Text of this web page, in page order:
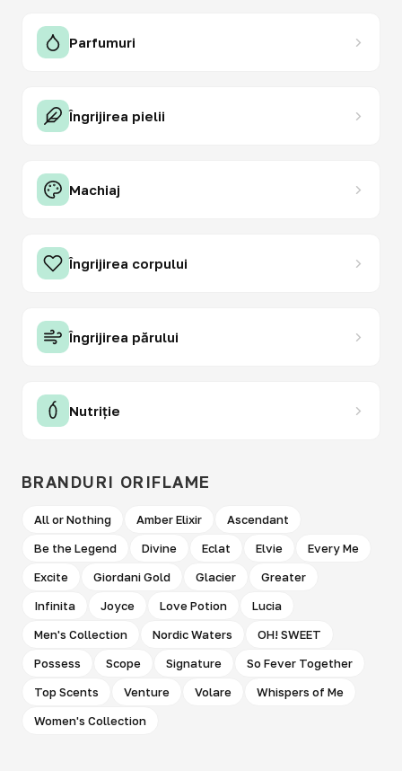
Parfumuri
Îngrijirea pielii
Machiaj
Îngrijirea corpului
Îngrijirea părului
Nutriție
BRANDURI ORIFLAME
All or Nothing Amber Elixir
Ascendant
Be the Legend
Divine Eclat Elvie
Every Me
Excite
Giordani Gold Glacier
Greater
Infinita
Joyce Love Potion
Lucia
Men's Collection
Nordic Waters
OH! SWEET
Possess
Scope Signature
So Fever Together
Top Scents
Venture Volare
Whispers of Me
Women's Collection